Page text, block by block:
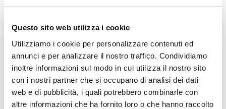
Questo sito web utilizza i cookie
Utilizziamo i cookie per personalizzare contenuti ed
annunci e per analizzare il nostro traffico. Condividiamo
inoltre informazioni sul modo in cui utilizza il nostro sito
con i nostri partner che si occupano di analisi dei dati
web e di pubblicità, i quali potrebbero combinarle con
altre informazioni che ha fornito loro o che hanno raccolto
17031 Albenga (SV)
Indicazioni
0107407083
backoffice.liguria@synlab.it
Visita il sito